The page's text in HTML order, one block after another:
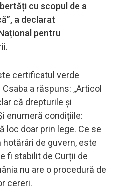
cu scopul de a
a declarat
pentru
certificatul verde
a răspuns: „Articol
că drepturile și
enumeră condițiile:
loc doar prin lege. Ce se
hotărâri de guvern, este
fi stabilit de Curții de
nu are o procedură de
cereri.